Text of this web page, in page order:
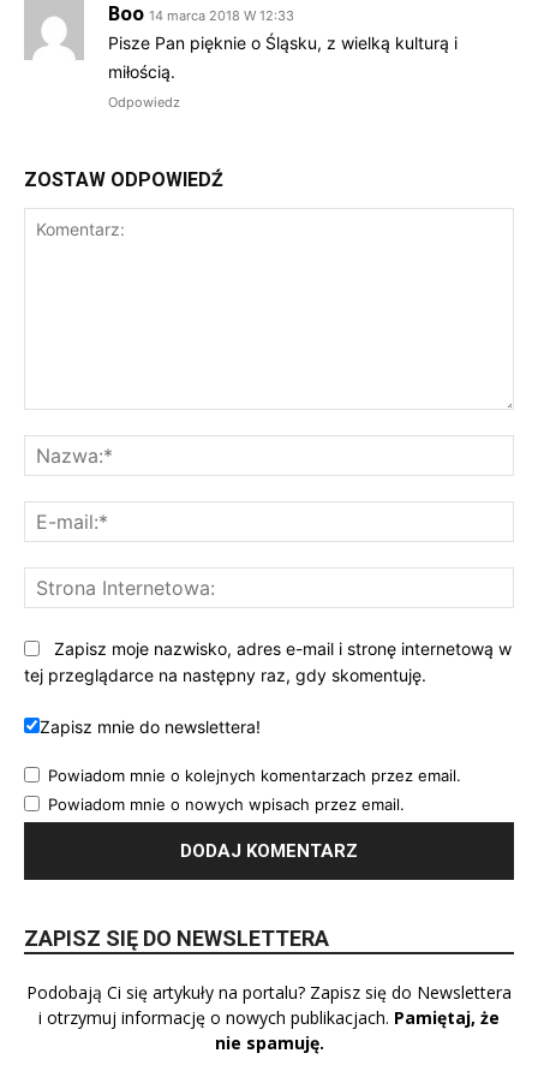
Boo 14 marca 2018 W 12:33
Pisze Pan pięknie o Śląsku, z wielką kulturą i
miłością.
Odpowiedz
ZOSTAW ODPOWIEDŹ
Zapisz moje nazwisko, adres e-mail i stronę internetową w
tej przeglądarce na następny raz, gdy skomentuję.
Zapisz mnie do newslettera!
Powiadom mnie o kolejnych komentarzach przez email.
Powiadom mnie o nowych wpisach przez email.
ZAPISZ SIĘ DO NEWSLETTERA
Podobają Ci się artykuły na portalu? Zapisz się do Newslettera
i otrzymuj informację o nowych publikacjach. Pamiętaj, że
nie spamuję.